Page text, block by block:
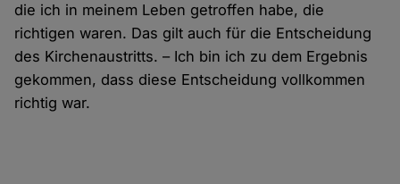
die ich in meinem Leben getroffen habe, die
richtigen waren. Das gilt auch für die Entscheidung
des Kirchenaustritts. – Ich bin ich zu dem Ergebnis
gekommen, dass diese Entscheidung vollkommen
richtig war.